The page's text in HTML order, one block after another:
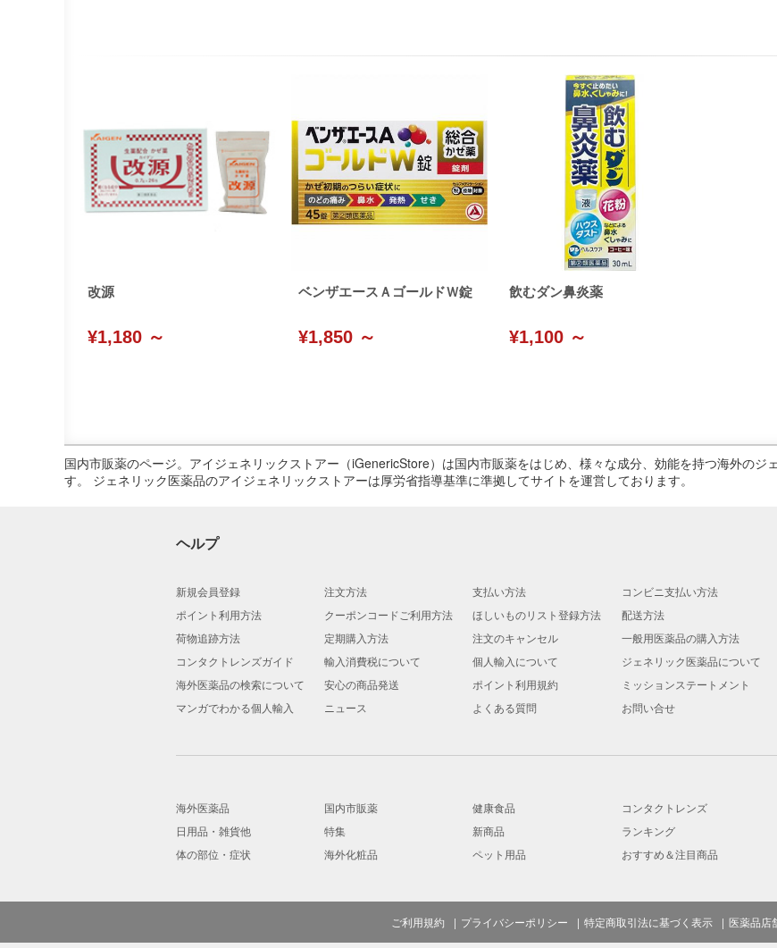
改源
¥1,180 ～
ベンザエースＡゴールドＷ錠
¥1,850 ～
飲むダン鼻炎薬
¥1,100 ～
国内市販薬のページ。アイジェネリックストアー（iGenericStore）は国内市販薬をはじめ、様々な成分、効能を持つ海外の
す。 ジェネリック医薬品のアイジェネリックストアーは厚労省指導基準に準拠してサイトを運営しております。
ヘルプ
新規会員登録 注文方法 支払い方法
コンビニ支払い方法
ポイント利用方法
クーポンコードご利用方法 ほしいものリスト登録方法
配送方法
荷物追跡方法
定期購入方法 注文のキャンセル
一般用医薬品の購入方法
コンタクトレンズガイド
輸入消費税について 個人輸入について
ジェネリック医薬品について
海外医薬品の検索について
安心の商品発送 ポイント利用規約
ミッションステートメント
マンガでわかる個人輸入
ニュース よくある質問 お問い合せ
海外医薬品 国内市販薬 健康食品
コンタクトレンズ
日用品・雑貨他
特集 新商品
ランキング
体の部位・症状
海外化粧品 ペット用品 おすすめ＆注目商品
ご利用規約 プライバシーポリシー 特定商取引法に基づく表示 医薬品店